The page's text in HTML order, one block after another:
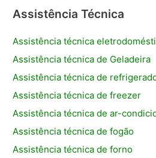
Assistência Técnica
Assistência técnica
Assistência técnica de Geladeira
Assistência técnica de
Assistência técnica de freezer
Assistência técnica de ar-
Assistência técnica de fogão
Assistência técnica de forno